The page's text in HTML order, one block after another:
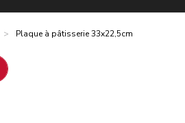
> Plaque à pâtisserie 33x22,5cm